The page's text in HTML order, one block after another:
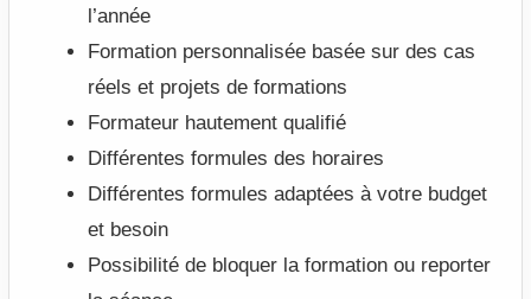
l’année
Formation personnalisée basée sur des cas
réels et projets de formations
Formateur hautement qualifié
Différentes formules des horaires
Différentes formules adaptées à votre budget
et besoin
Possibilité de bloquer la formation ou reporter